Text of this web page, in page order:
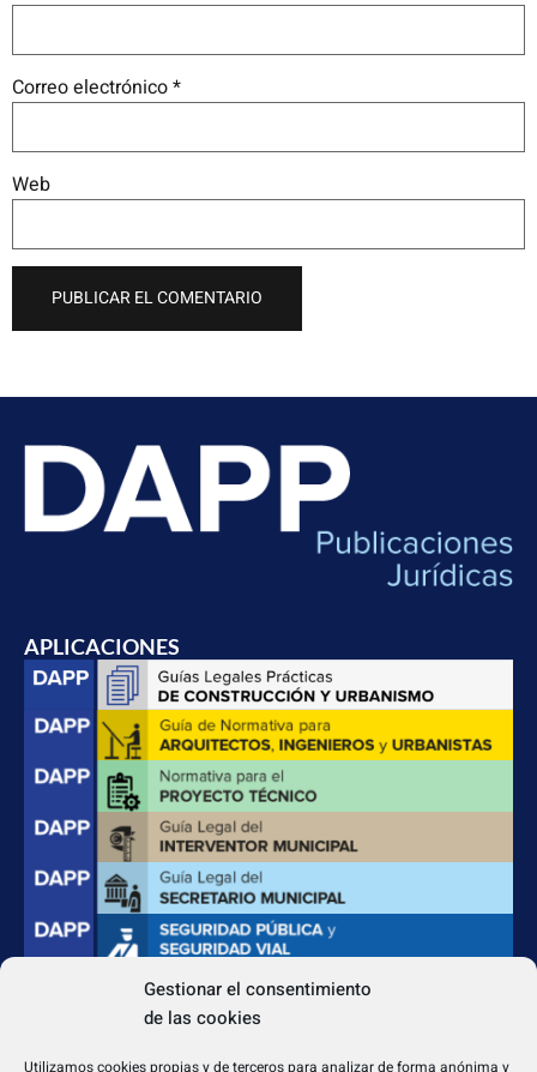
Gestionar el consentimiento
de las cookies
Utilizamos cookies propias y de terceros para analizar de forma anónima y
Correo electrónico*
Web
APLICACIONES